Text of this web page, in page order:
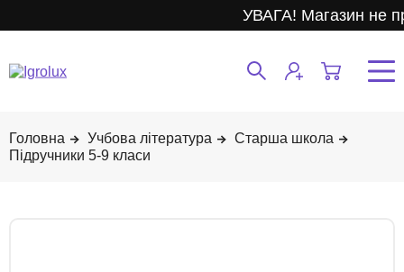
УВАГА! Магазин не
Учбова література
Старша школа
Підручники 5-9 класи